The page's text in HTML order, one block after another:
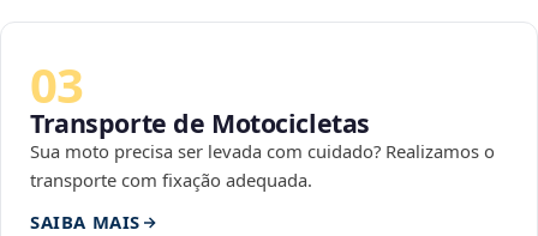
03
Transporte de Motocicletas
Sua moto precisa ser levada com cuidado? Realizamos o
transporte com fixação adequada.
SAIBA MAIS